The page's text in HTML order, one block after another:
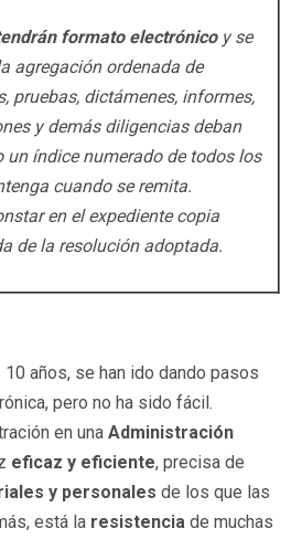
formato electrónicoy se
agregación ordenada de
pruebas, dictámenes, informes,
y demás diligencias deban
un índice numerado de todos los
cuando se remita.
en el expediente copia
de la resolución adoptada.
años, se han ido dando pasos
pero no ha sido fácil.
en una Administración
eficaz y eficiente, precisa de
y personales de los que las
está la resistencia de muchas